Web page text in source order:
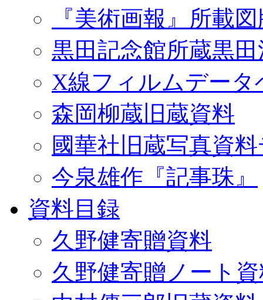
『美術画報』所載
黒田記念館所蔵黒
X線フィルムデータ
森岡柳蔵旧蔵資料
國華社旧蔵写真資
今泉雄作『記事珠』
資料目録
久野健寄贈資料
久野健寄贈ノート